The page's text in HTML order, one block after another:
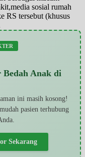
sosial rumah
RS tersebut (khusus
Bedah Anak di
ini masih kosong!
pasien terhubung
Sekarang